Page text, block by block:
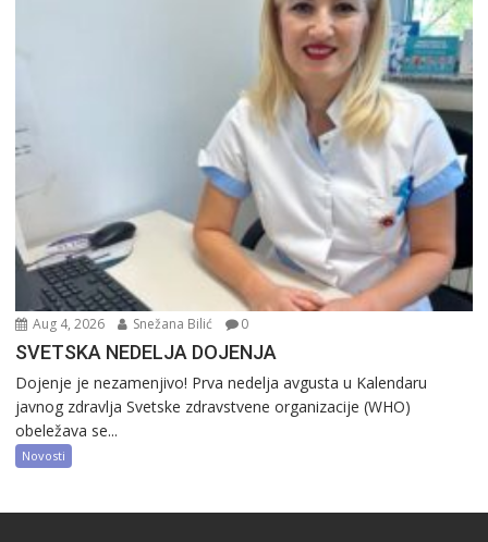
Aug 4, 2026 Snežana Bilić 0
SVETSKA NEDELJA DOJENJA
Dojenje je nezamenjivo! Prva nedelja avgusta u Kalendaru
javnog zdravlja Svetske zdravstvene organizacije (WHO)
obeležava se...
Novosti